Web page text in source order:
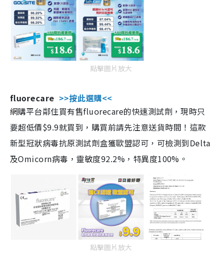
點擊圖片放大
fluorecare >>按此選購<<
網購平台鄰住買有售fluorecare的快速測試劑，現時只
要超低價$9.9就買到，購買前請先注意送貨時間！這款
新型冠狀病毒抗原測試劑盒獲歐盟認可，可檢測到Delta
及Omicorn病毒，靈敏度92.2%，特異度100%。
點擊圖片放大